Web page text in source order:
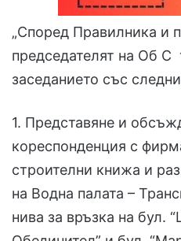
„Според Правилника и
председателят на Об С
заседанието със
1. Представяне и
кореспонденция с
строителни книжа и
на Водна палата –
нива за връзка на бул.